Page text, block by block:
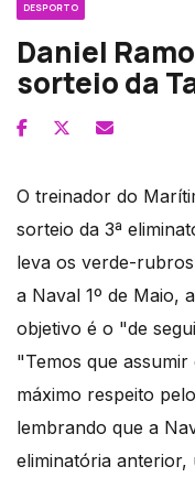
DESPORTO
Daniel
sorteio da
O treinador do
sorteio da 3ª
leva os verde-
a Naval 1º de Maio,
objetivo é o "de
"Temos que
máximo respeito
lembrando que a
eliminatória anterior,